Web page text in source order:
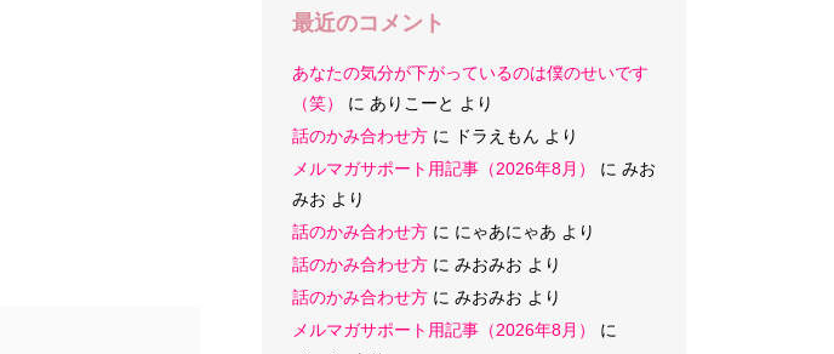
最近のコメント
あなたの気分が下がっているのは僕のせいです
（笑）
に ありこーと より
話のかみ合わせ方 に ドラえもん より
メルマガサポート用記事（2026年8月）
に みお
みお より
話のかみ合わせ方 に にゃあにゃあ より
話のかみ合わせ方 に みおみお より
話のかみ合わせ方 に みおみお より
メルマガサポート用記事（2026年8月）
に